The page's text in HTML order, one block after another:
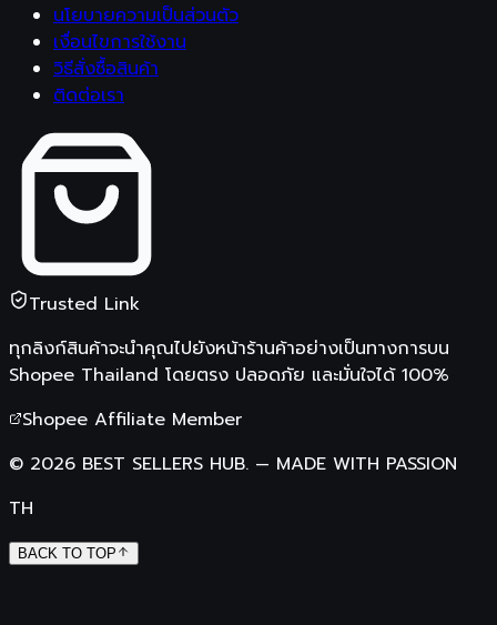
นโยบายความเป็นส่วนตัว
เงื่อนไขการใช้งาน
วิธีสั่งซื้อสินค้า
ติดต่อเรา
Trusted Link
ทุกลิงก์สินค้าจะนำคุณไปยังหน้าร้านค้าอย่างเป็นทางการบน
Shopee Thailand โดยตรง ปลอดภัย และมั่นใจได้ 100%
Shopee Affiliate Member
© 2026 BEST SELLERS HUB. — MADE WITH PASSION
TH
BACK TO TOP